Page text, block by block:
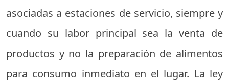
asociadas a estaciones de servicio, siempre y
cuando su labor principal sea la venta de
productos y no la preparación de alimentos
para consumo inmediato en el lugar. La ley